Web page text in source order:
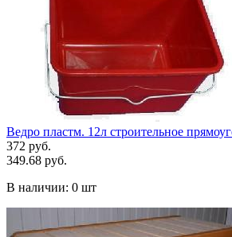
Ведро пластм. 12л строительное
372 руб.
349.68 руб.
В наличии: 0 шт